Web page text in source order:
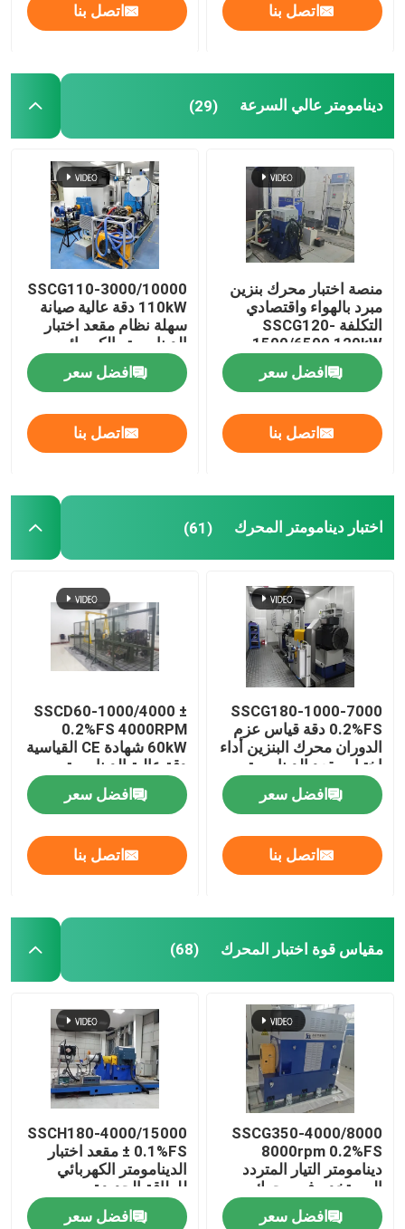
اتصل بنا اتصل بنا
دينامومتر عالي السرعة (29)
منصة اختبار محرك بنزين
مبرد بالهواء واقتصادي
التكلفة SSCG120-
1500/6500 120kW
360Nm 6500 RPM
افضل سعر
اتصل بنا
SSCG110-3000/10000
110kW دقة عالية صيانة
سهلة نظام مقعد اختبار
الدينامومتر الكهربائي
لاختبار أداء المحرك
افضل سعر
اتصل بنا
اختبار دينامومتر المحرك (61)
SSCG180-1000-7000
0.2%FS دقة قياس عزم
الدوران محرك البنزين أداء
اختبار مقعد الدينامومتر
الكهربائي
افضل سعر
اتصل بنا
SSCD60-1000/4000 ±
0.2%FS 4000RPM
60kW شهادة CE القياسية
دقة عالية الدينامومتر
الكهربائي نظام مقعد
الاختبار لمحرك الديزل
افضل سعر
اتصل بنا
مقياس قوة اختبار المحرك (68)
SSCG350-4000/8000
8000rpm 0.2%FS
دينامومتر التيار المتردد
المستخدم في محرك
السيارات عالي السرعة
افضل سعر
SSCH180-4000/15000
± 0.1%FS مقعد اختبار
الدينامومتر الكهربائي
للطاقة الجديدة
افضل سعر